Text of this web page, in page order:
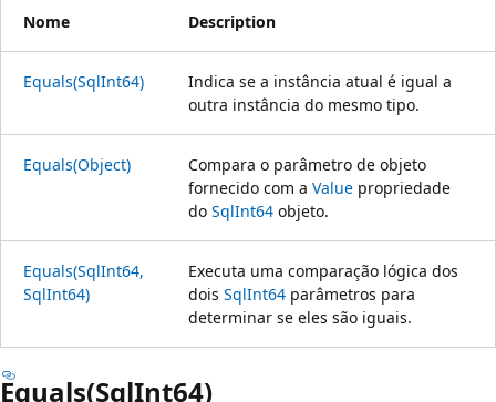
Nome Description
Equals(SqlInt64)
Indica se a instância atual é igual a
outra instância do mesmo tipo.
Equals(Object)
Compara o parâmetro de objeto
fornecido com a Value propriedade
do SqlInt64 objeto.
Equals(SqlInt64,
SqlInt64)
Executa uma comparação lógica dos
dois SqlInt64 parâmetros para
determinar se eles são iguais.
Equals(SqlInt64)